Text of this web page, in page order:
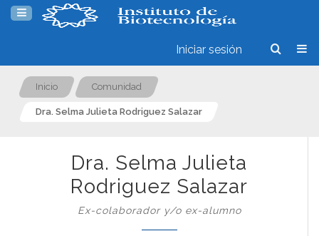
Iniciar sesión
Inicio Comunidad
Dra. Selma Julieta Rodriguez Salazar
Dra. Selma Julieta
Rodriguez Salazar
Ex-colaborador y/o ex-alumno